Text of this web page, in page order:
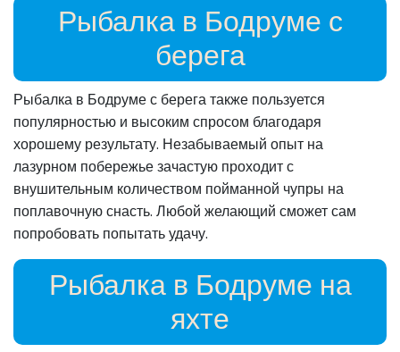
Рыбалка в Бодруме с
берега
Рыбалка в Бодруме с берега также пользуется
популярностью и высоким спросом благодаря
хорошему результату. Незабываемый опыт на
лазурном побережье зачастую проходит с
внушительным количеством пойманной чупры на
поплавочную снасть. Любой желающий сможет сам
попробовать попытать удачу.
Рыбалка в Бодруме на
яхте